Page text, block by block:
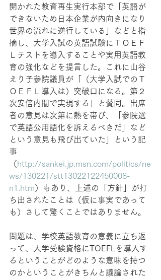
開かれた教育再生実行本部で「英語が
できないため日本企業が内向きになり
世界の流れに逆行している」などと指
摘し、大学入試の英語試験にＴＯＥＦ
Ｌテストを導入することや実用英語教
育の強化などを提言した。これに山谷
えり子参院議員が「（大学入試でのＴ
ＯＥＦＬ導入は）突破口になる。第２
次安倍内閣で実現する」と賛同。出席
者の意見は次第に熱を帯び、「参院選
で英語公用語化を訴えるべきだ」など
という意見も飛び出ていた」という記
事
（http://sankei.jp.msn.com/politics/ne
ws/130221/stt13022122450008-
n1.htm）もあり、上述の「方針」が打
ち出されたことは（仮に事実であって
も）さして驚くことではありません。
問題は、学校英語教育の意義に立ち返
って、大学受験資格にTOEFLを導入す
るということがどのような意味を持つ
のかということがきちんと議論された